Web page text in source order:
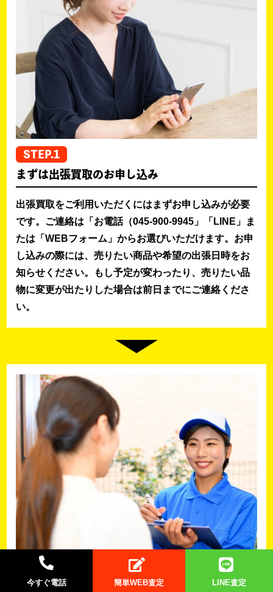
STEP.1
まずは出張買取のお申し込み
出張買取をご利用いただくにはまずお申し込みが必要
です。ご連絡は「お電話（045-900-9945」「LINE」ま
たは「WEBフォーム」からお選びいただけます。お申
し込みの際には、売りたい商品や希望の出張日時をお
知らせください。もし予定が変わったり、売りたい品
物に変更が出たりした場合は前日までにご連絡くださ
い。
今すぐ電話 簡単WEB査定 LINE査定